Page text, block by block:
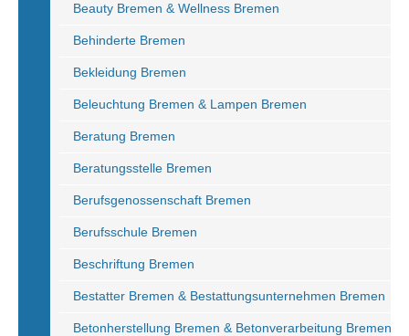
Beauty Bremen & Wellness Bremen
Behinderte Bremen
Bekleidung Bremen
Beleuchtung Bremen & Lampen Bremen
Beratung Bremen
Beratungsstelle Bremen
Berufsgenossenschaft Bremen
Berufsschule Bremen
Beschriftung Bremen
Bestatter Bremen & Bestattungsunternehmen Bremen
Betonherstellung Bremen & Betonverarbeitung Bremen